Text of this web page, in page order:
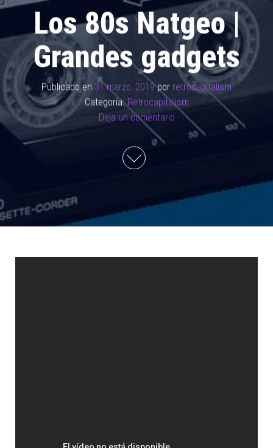
Los 80s Natgeo |
Grandes gadgets
Publicado en 31 marzo, 2019por retrocapitalism
Categoría: Retrocapitalism
Deja un comentario